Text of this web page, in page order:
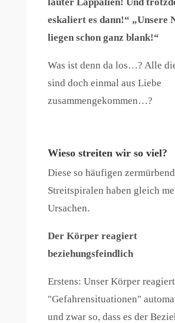
eskaliert es dann!“ „Unsere
liegen schon ganz blank!“
Was ist denn da los…? Alle
sind doch einmal aus Liebe
zusammengekommen…?
Wieso streiten wir so viel?
Diese so häufigen
Streitspiralen haben gleich
Ursachen.
Der Körper reagiert
beziehungsfeindlich
Erstens: Unser Körper
"Gefahrensituationen"
und zwar so, dass es der